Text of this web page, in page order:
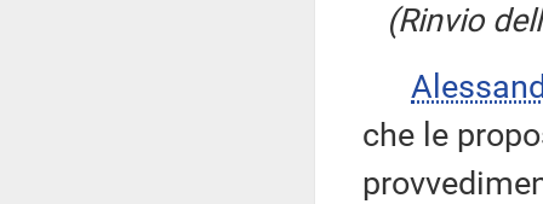
(Rinvio
che le